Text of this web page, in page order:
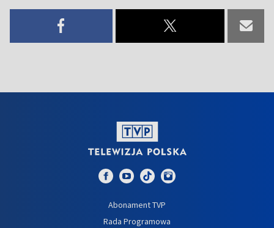
Abonament TVP
Rada Programowa